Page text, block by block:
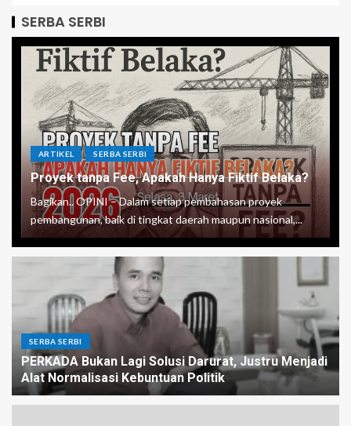
SERBA SERBI
ARTIKEL SERBA SERBI
Proyek tanpa Fee, Apakah Hanya Fiktif Belaka?
Bagikan.. OPINI – Dalam setiap pembahasan proyek
pembangunan, baik di tingkat daerah maupun nasional,...
SERBA SERBI
PERKADA Bukan Lagi Solusi Darurat, Justru Menjadi
Alat Normalisasi Kebuntuan Politik